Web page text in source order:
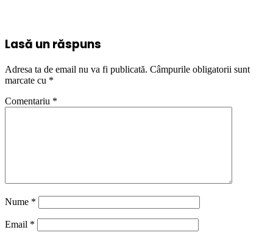
Lasă un răspuns
Adresa ta de email nu va fi publicată. Câmpurile obligatorii sunt
marcate cu *
Comentariu *
Nume *
Email *